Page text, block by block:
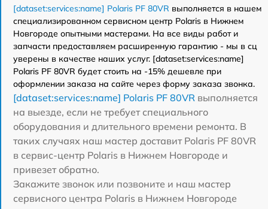
[dataset:services:name] Polaris PF 80VR выполняется в нашем
специализированном сервисном центр Polaris в Нижнем
Новгороде опытными мастерами. На все виды работ и
запчасти предоставляем расширенную гарантию - мы в сц
уверены в качестве наших услуг. [dataset:services:name]
Polaris PF 80VR будет стоить на -15% дешевле при
оформлении заказа на сайте через форму заказа звонка.
[dataset:services:name] Polaris PF 80VR выполняется
на выезде, если не требует специального
оборудования и длительного времени ремонта. В
таких случаях наш мастер доставит Polaris PF 80VR
в сервис-центр Polaris в Нижнем Новгороде и
привезет обратно.
Закажите звонок или позвоните и наш мастер
сервисного центра Polaris в Нижнем Новгороде